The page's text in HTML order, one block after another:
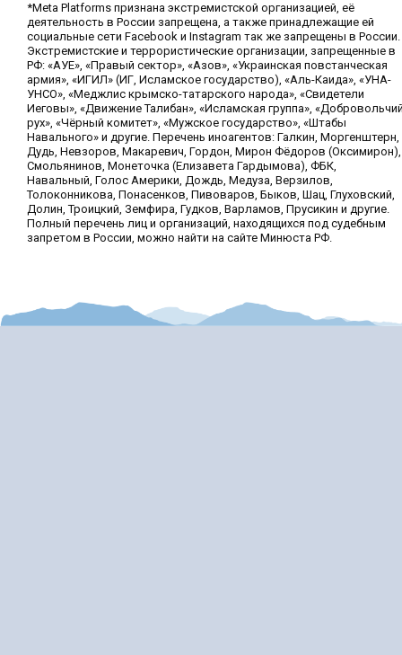
*Meta Platforms признана экстремистской организацией, её
деятельность в России запрещена, а также принадлежащие ей
социальные сети Facebook и Instagram так же запрещены в России.
Экстремистские и террористические организации, запрещенные в
РФ: «АУЕ», «Правый сектор», «Азов», «Украинская повстанческая
армия», «ИГИЛ» (ИГ, Исламское государство), «Аль-Каида», «УНА-
УНСО», «Меджлис крымско-татарского народа», «Свидетели
Иеговы», «Движение Талибан», «Исламская группа»,
рух», «Чёрный комитет», «Мужское государство», «Штабы
Навального» и другие. Перечень иноагентов: Галкин, Моргенштерн,
Дудь, Невзоров, Макаревич, Гордон, Мирон Фёдоров (Оксимирон),
Смольянинов, Монеточка (Елизавета Гардымова), ФБК,
Навальный, Голос Америки, Дождь, Медуза, Верзилов,
Толоконникова, Понасенков, Пивоваров, Быков, Шац, Глуховский,
Долин, Троицкий, Земфира, Гудков, Варламов, Прусикин и другие.
Полный перечень лиц и организаций, находящихся под судебным
запретом в России, можно найти на сайте Минюста РФ.